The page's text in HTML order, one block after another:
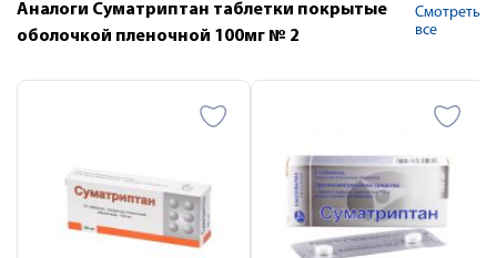
Аналоги Суматриптан таблетки покрытые
оболочкой пленочной 100мг № 2
Смотреть
все